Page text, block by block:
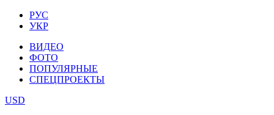
РУС
УКР
ВИДЕО
ФОТО
ПОПУЛЯРНЫЕ
СПЕЦПРОЕКТЫ
USD